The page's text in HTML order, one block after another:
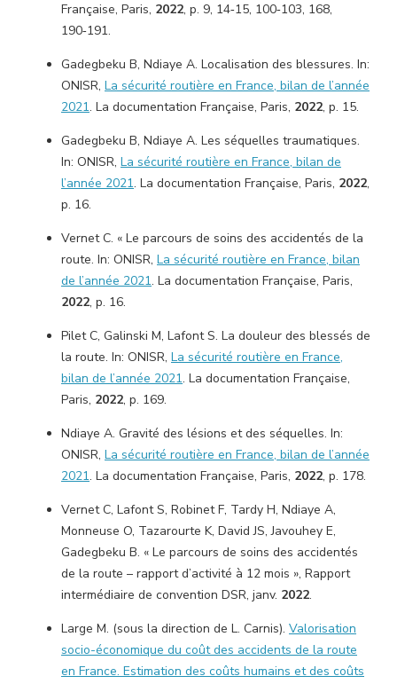
Française, Paris, 2022, p. 9, 14‑15, 100‑103, 168,
190‑191.
Gadegbeku B, Ndiaye A. Localisation des blessures. In:
ONISR, La sécurité routière en France, bilan de l’année
2021. La documentation Française, Paris, 2022, p. 15.
Gadegbeku B, Ndiaye A. Les séquelles traumatiques.
In: ONISR, La sécurité routière en France, bilan de
l’année 2021. La documentation Française, Paris, 2022,
p. 16.
Vernet C. « Le parcours de soins des accidentés de la
route. In: ONISR, La sécurité routière en France, bilan
de l’année 2021. La documentation Française, Paris,
2022, p. 16.
Pilet C, Galinski M, Lafont S. La douleur des blessés de
la route. In: ONISR, La sécurité routière en France,
bilan de l’année 2021. La documentation Française,
Paris, 2022, p. 169.
Ndiaye A. Gravité des lésions et des séquelles. In:
ONISR, La sécurité routière en France, bilan de l’année
2021. La documentation Française, Paris, 2022, p. 178.
Vernet C, Lafont S, Robinet F, Tardy H, Ndiaye A,
Monneuse O, Tazarourte K, David JS, Javouhey E,
Gadegbeku B. « Le parcours de soins des accidentés
de la route – rapport d’activité à 12 mois », Rapport
intermédiaire de convention DSR, janv. 2022.
Large M. (sous la direction de L. Carnis). Valorisation
socio-économique du coût des accidents de la route
en France. Estimation des coûts humains et des coûts